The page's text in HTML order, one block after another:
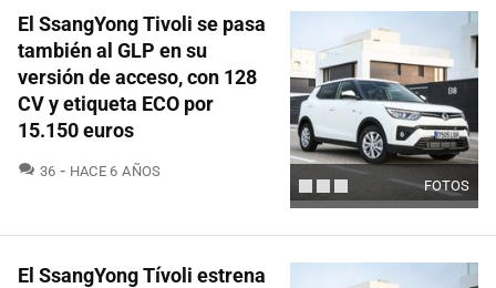
FOTOS
El SsangYong Tivoli se pasa
también al GLP en su
versión de acceso, con 128
CV y etiqueta ECO por
15.150 euros
36 COMENTARIOS
HACE 6 AÑOS
El SsangYong Tívoli estrena